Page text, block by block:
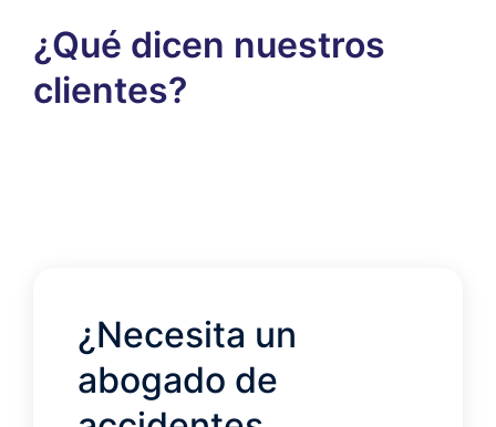
¿Qué dicen nuestros
clientes?
¿Necesita un
abogado de